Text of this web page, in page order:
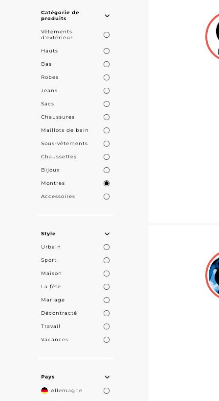
Catégorie de
produits
Vêtements
d'extérieur
Hauts
Bas
Robes
Jeans
Sacs
Chaussures
Maillots de bain
Sous-vêtements
Chaussettes
Bijoux
Montres
Accessoires
Style
Urbain
Sport
Maison
La fête
Mariage
Décontracté
Travail
Vacances
Pays
Allemagne
Les montres
précision
conditions
ou d'une
des
Optez pour